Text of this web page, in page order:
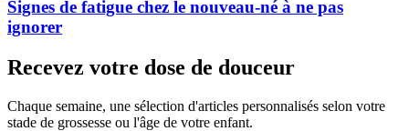
Signes de fatigue chez le nouveau-né à ne pas
ignorer
Recevez votre dose de douceur
Chaque semaine, une sélection d'articles personnalisés selon votre
stade de grossesse ou l'âge de votre enfant.